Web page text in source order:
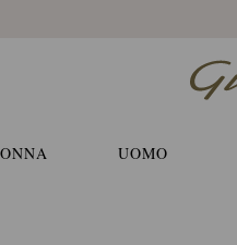
UOMO